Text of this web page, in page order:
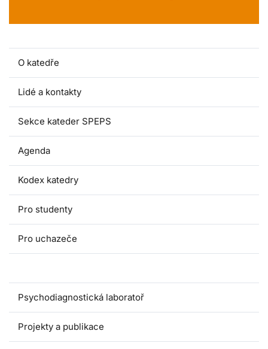
O katedře
Lidé a kontakty
Sekce kateder SPEPS
Agenda
Kodex katedry
Pro studenty
Pro uchazeče
Psychodiagnostická laboratoř
Projekty a publikace